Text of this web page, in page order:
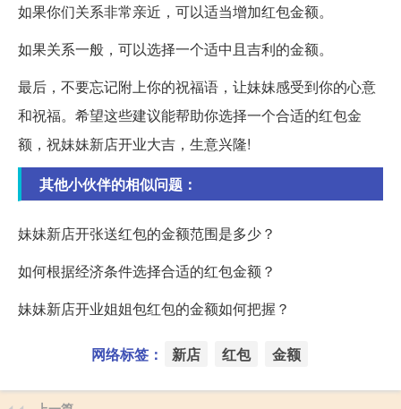
如果你们关系非常亲近，可以适当增加红包金额。
如果关系一般，可以选择一个适中且吉利的金额。
最后，不要忘记附上你的祝福语，让妹妹感受到你的心意
和祝福。希望这些建议能帮助你选择一个合适的红包金
额，祝妹妹新店开业大吉，生意兴隆!
其他小伙伴的相似问题：
妹妹新店开张送红包的金额范围是多少？
如何根据经济条件选择合适的红包金额？
妹妹新店开业姐姐包红包的金额如何把握？
网络标签： 新店 红包 金额